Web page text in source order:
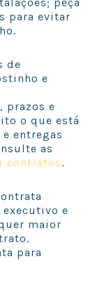
para evitar
de
e
prazos e
o que está
entregas
as
contratos.
e
maior
para